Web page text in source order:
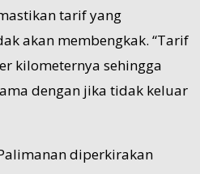
tarif yang
akan membengkak. “Tarif
kilometernya sehingga
dengan jika tidak keluar
diperkirakan